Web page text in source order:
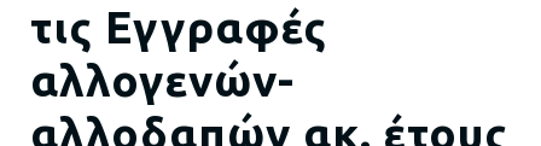
τις Εγγραφές
αλλογενών-
αλλοδαπών ακ. έτους